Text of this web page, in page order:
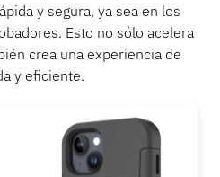
y segura, ya sea en los
Esto no sólo acelera
crea una experiencia de
y eficiente.